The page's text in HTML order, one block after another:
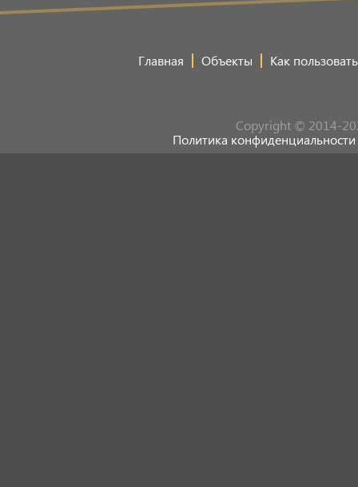
Главная Объекты Как
Copyright © 2014-
Политика конфиденциальности